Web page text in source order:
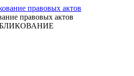
правовых актов